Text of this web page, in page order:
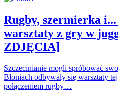
Rugby, szermierka
warsztaty z gry w
ZDJĘCIA]
Szczecinianie mogli spróbować
Błoniach odbywały się warsztaty
połączeniem rugby…